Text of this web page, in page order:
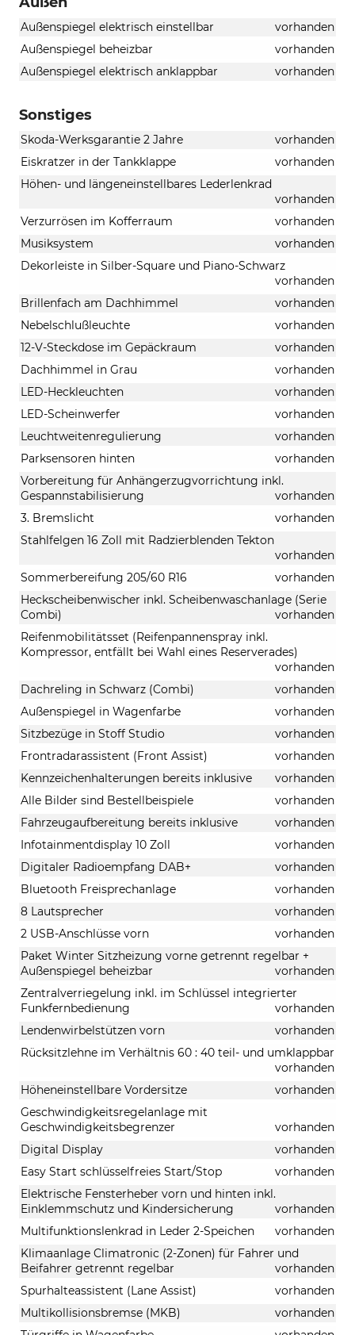
Außenspiegel elektrisch einstellbar
vorhanden
Außenspiegel beheizbar
vorhanden
Außenspiegel elektrisch anklappbar
vorhanden
Sonstiges
Skoda-Werksgarantie 2 Jahre
vorhanden
Eiskratzer in der Tankklappe
vorhanden
Höhen- und längeneinstellbares Lederlenkrad
vorhanden
Verzurrösen im Kofferraum
vorhanden
Musiksystem
vorhanden
Dekorleiste in Silber-Square und Piano-Schwarz
vorhanden
Brillenfach am Dachhimmel
vorhanden
Nebelschlußleuchte
vorhanden
12-V-Steckdose im Gepäckraum
vorhanden
Dachhimmel in Grau
vorhanden
LED-Heckleuchten
vorhanden
LED-Scheinwerfer
vorhanden
Leuchtweitenregulierung
vorhanden
Parksensoren hinten
vorhanden
Vorbereitung für Anhängerzugvorrichtung inkl.
Gespannstabilisierung
vorhanden
3. Bremslicht
vorhanden
Stahlfelgen 16 Zoll mit Radzierblenden Tekton
vorhanden
Sommerbereifung 205/60 R16
vorhanden
Heckscheibenwischer inkl. Scheibenwaschanlage (Serie
Combi)
vorhanden
Reifenmobilitätsset (Reifenpannenspray inkl.
Kompressor, entfällt bei Wahl eines Reserverades)
vorhanden
Dachreling in Schwarz (Combi)
vorhanden
Außenspiegel in Wagenfarbe
vorhanden
Sitzbezüge in Stoff Studio
vorhanden
Frontradarassistent (Front Assist)
vorhanden
Kennzeichenhalterungen bereits inklusive
vorhanden
Alle Bilder sind Bestellbeispiele
vorhanden
Fahrzeugaufbereitung bereits inklusive
vorhanden
Infotainmentdisplay 10 Zoll
vorhanden
Digitaler Radioempfang DAB+
vorhanden
Bluetooth Freisprechanlage
vorhanden
8 Lautsprecher
vorhanden
2 USB-Anschlüsse vorn
vorhanden
Paket Winter Sitzheizung vorne getrennt regelbar +
Außenspiegel beheizbar
vorhanden
Zentralverriegelung inkl. im Schlüssel integrierter
Funkfernbedienung
vorhanden
Lendenwirbelstützen vorn
vorhanden
Rücksitzlehne im Verhältnis 60 : 40 teil- und umklappbar
vorhanden
Höheneinstellbare Vordersitze
vorhanden
Geschwindigkeitsregelanlage mit
Geschwindigkeitsbegrenzer
vorhanden
Digital Display
vorhanden
Easy Start schlüsselfreies Start/Stop
vorhanden
Elektrische Fensterheber vorn und hinten inkl.
Einklemmschutz und Kindersicherung
vorhanden
Multifunktionslenkrad in Leder 2-Speichen
vorhanden
Klimaanlage Climatronic (2-Zonen) für Fahrer und
Beifahrer getrennt regelbar
vorhanden
Spurhalteassistent (Lane Assist)
vorhanden
Multikollisionsbremse (MKB)
vorhanden